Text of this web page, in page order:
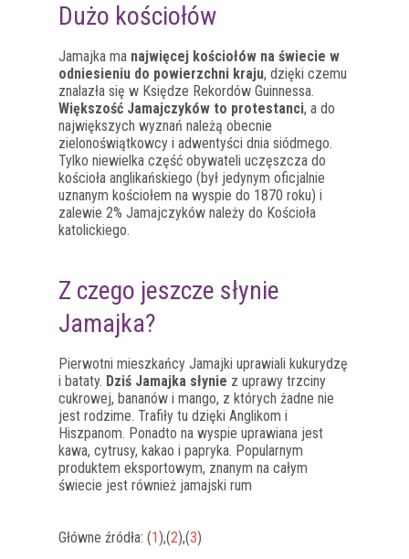
Dużo kościołów
Jamajka ma najwięcej kościołów na świecie w
odniesieniu do powierzchni kraju, dzięki czemu
znalazła się w Księdze Rekordów Guinnessa.
Większość Jamajczyków to protestanci, a do
największych wyznań należą obecnie
zielonoświątkowcy i adwentyści dnia siódmego.
Tylko niewielka część obywateli uczęszcza do
kościoła anglikańskiego (był jedynym oficjalnie
uznanym kościołem na wyspie do 1870 roku) i
zalewie 2% Jamajczyków należy do Kościoła
katolickiego.
Z czego jeszcze słynie
Jamajka?
Pierwotni mieszkańcy Jamajki uprawiali kukurydzę
i bataty. Dziś Jamajka słynie z uprawy trzciny
cukrowej, bananów i mango, z których żadne nie
jest rodzime. Trafiły tu dzięki Anglikom i
Hiszpanom. Ponadto na wyspie uprawiana jest
kawa, cytrusy, kakao i papryka. Popularnym
produktem eksportowym, znanym na całym
świecie jest również jamajski rum
Główne źródła: (1),(2),(3)